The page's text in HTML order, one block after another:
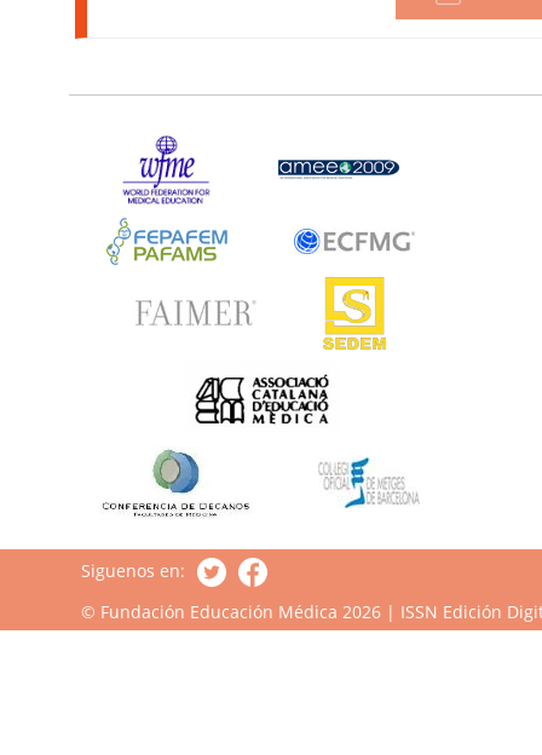
Siguenos en:
© Fundación Educación Médica 2026 | ISSN Edición